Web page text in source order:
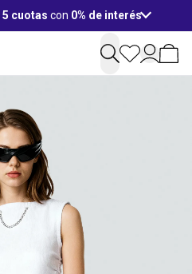
5 cuotas con 0% de interés